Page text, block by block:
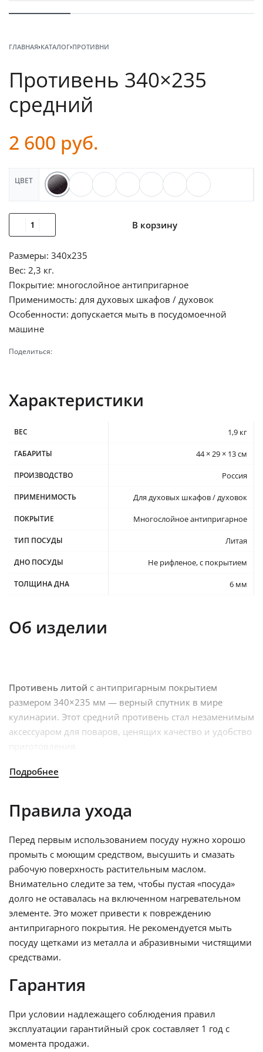
ГЛАВНАЯ›КАТАЛОГ›ПРОТИВНИ
Противень 340×235
средний
2 600 руб.
ЦВЕТ
В корзину
Размеры: 340х235
Вес: 2,3 кг.
Покрытие: многослойное антипригарное
Применимость: для духовых шкафов / духовок
Особенности: допускается мыть в посудомоечной
машине
Поделиться:
Характеристики
ВЕС 1,9 кг
ГАБАРИТЫ 44 × 29 × 13 см
ПРОИЗВОДСТВО Россия
ПРИМЕНИМОСТЬ Для духовых шкафов / духовок
ПОКРЫТИЕ Многослойное антипригарное
ТИП ПОСУДЫ Литая
ДНО ПОСУДЫ Не рифленое, с покрытием
ТОЛЩИНА ДНА 6 мм
Об изделии
Противень литой с антипригарным покрытием
размером 340×235 мм — верный спутник в мире
кулинарии. Этот средний противень стал незаменимым
аксессуаром для поваров, ценящих качество и удобство
Изготовленный из высококачественного литого
тепла. Благодаря этому блюда готовятся быстро и
каждый раз.Антипригарное покрытиепредотвращает
пригорание и упрощает процесс выкладывания
готовых блюд, делая кулинарный опыт максимально
комфортным.
Средний размер 340×235 мм делает этот противень
универсальным. Он подходит для большинства
стандартных духовок, позволяя готовить
разнообразные блюда — от хрустящих овощей до
для приготовления выпечки, обеспечивая идеальное
Легкий в уходе, противень легко моется теплой водой
после использования. Его прочная конструкция
Правила ухода
Перед первым использованием посуду нужно хорошо
промыть с моющим средством, высушить и смазать
рабочую поверхность растительным маслом.
Внимательно следите за тем, чтобы пустая «посуда»
долго не оставалась на включенном нагревательном
элементе. Это может привести к повреждению
антипригарного покрытия. Не рекомендуется мыть
посуду щетками из металла и абразивными чистящими
средствами.
Гарантия
При условии надлежащего соблюдения правил
эксплуатации гарантийный срок составляет 1 год с
момента продажи.